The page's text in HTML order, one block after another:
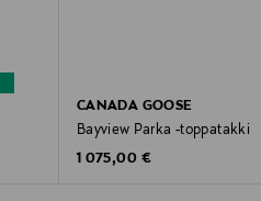
CANADA GOOSE
Bayview Parka -toppatakki
Original Price
1 075,00 €